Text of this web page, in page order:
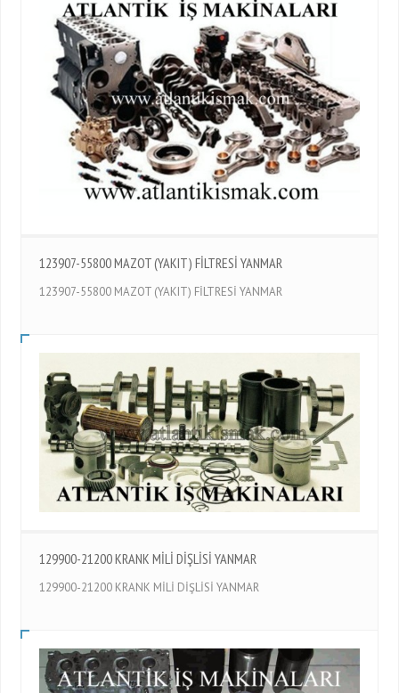
123907-55800 MAZOT (YAKIT) FİLTRESİ YANMAR
123907-55800 MAZOT (YAKIT) FİLTRESİ YANMAR
129900-21200 KRANK MİLİ DİŞLİSİ YANMAR
129900-21200 KRANK MİLİ DİŞLİSİ YANMAR